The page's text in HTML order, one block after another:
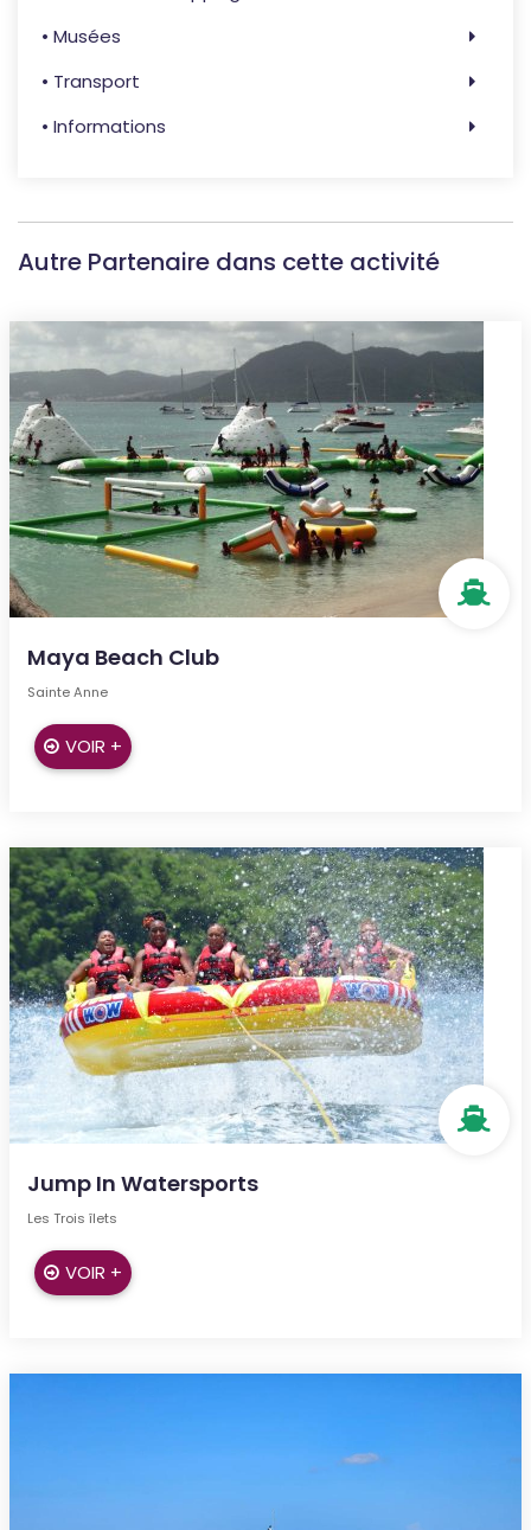
• Musées
• Transport
• Informations
Autre Partenaire dans cette activité
Maya Beach Club
Sainte Anne
VOIR +
Jump In Watersports
Les Trois îlets
VOIR +